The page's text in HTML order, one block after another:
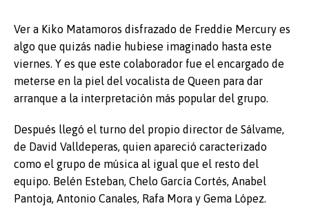
Ver a Kiko Matamoros disfrazado de Freddie Mercury es
algo que quizás nadie hubiese imaginado hasta este
viernes. Y es que este colaborador fue el encargado de
meterse en la piel del vocalista de Queen para dar
arranque a la interpretación más popular del grupo.
Después llegó el turno del propio director de Sálvame,
de David Valldeperas, quien apareció caracterizado
como el grupo de música al igual que el resto del
equipo. Belén Esteban, Chelo García Cortés, Anabel
Pantoja, Antonio Canales, Rafa Mora y Gema López.